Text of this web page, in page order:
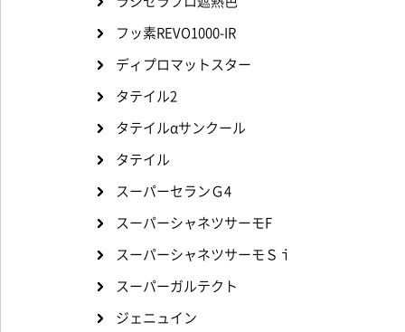
フッ素REVO1000-IR
ディプロマットスター
タテイル2
タテイルαサンクール
タテイル
スーパーセランＧ4
スーパーシャネツサーモF
スーパーシャネツサーモＳｉ
スーパーガルテクト
ジェニュイン